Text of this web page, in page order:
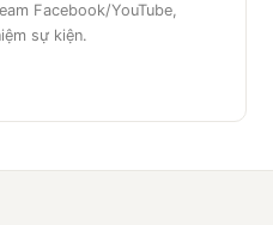
Facebook/YouTube,
sự kiện.